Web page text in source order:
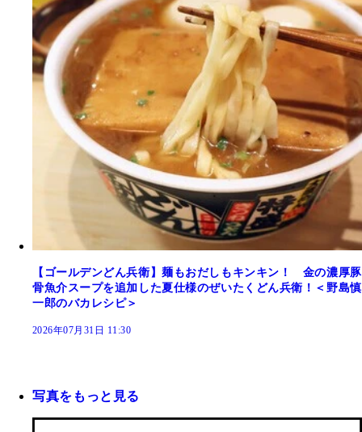
【ゴールデンどん兵衛】麺もおだしもキンキン！ 金の濃厚豚
骨魚介スープを追加した夏仕様のぜいたくどん兵衛！＜野島慎
一郎のバカレシピ＞
2026年07月31日 11:30
写真をもっと見る